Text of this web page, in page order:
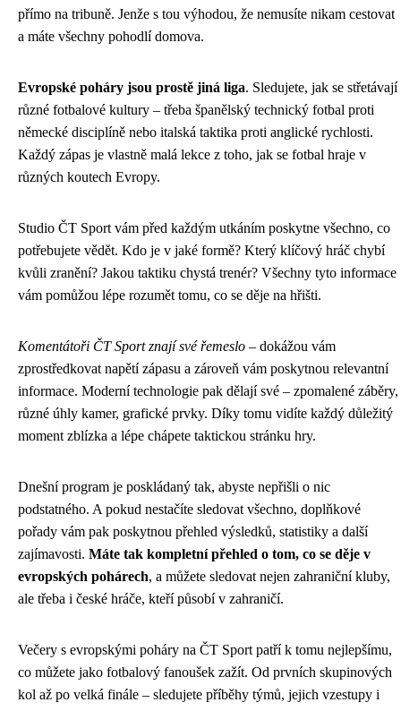
přímo na tribuně. Jenže s tou výhodou, že nemusíte nikam cestovat
a máte všechny pohodlí domova.
Evropské poháry jsou prostě jiná liga. Sledujete, jak se střetávají
různé fotbalové kultury – třeba španělský technický fotbal proti
německé disciplíně nebo italská taktika proti anglické rychlosti.
Každý zápas je vlastně malá lekce z toho, jak se fotbal hraje v
různých koutech Evropy.
Studio ČT Sport vám před každým utkáním poskytne všechno, co
potřebujete vědět. Kdo je v jaké formě? Který klíčový hráč chybí
kvůli zranění? Jakou taktiku chystá trenér? Všechny tyto informace
vám pomůžou lépe rozumět tomu, co se děje na hřišti.
Komentátoři ČT Sport znají své řemeslo – dokážou vám
zprostředkovat napětí zápasu a zároveň vám poskytnou relevantní
informace. Moderní technologie pak dělají své – zpomalené záběry,
různé úhly kamer, grafické prvky. Díky tomu vidíte každý důležitý
moment zblízka a lépe chápete taktickou stránku hry.
Dnešní program je poskládaný tak, abyste nepřišli o nic
podstatného. A pokud nestačíte sledovat všechno, doplňkové
pořady vám pak poskytnou přehled výsledků, statistiky a další
zajímavosti. Máte tak kompletní přehled o tom, co se děje v
evropských pohárech, a můžete sledovat nejen zahraniční kluby,
ale třeba i české hráče, kteří působí v zahraničí.
Večery s evropskými poháry na ČT Sport patří k tomu nejlepšímu,
co můžete jako fotbalový fanoušek zažít. Od prvních skupinových
kol až po velká finále – sledujete příběhy týmů, jejich vzestupy i